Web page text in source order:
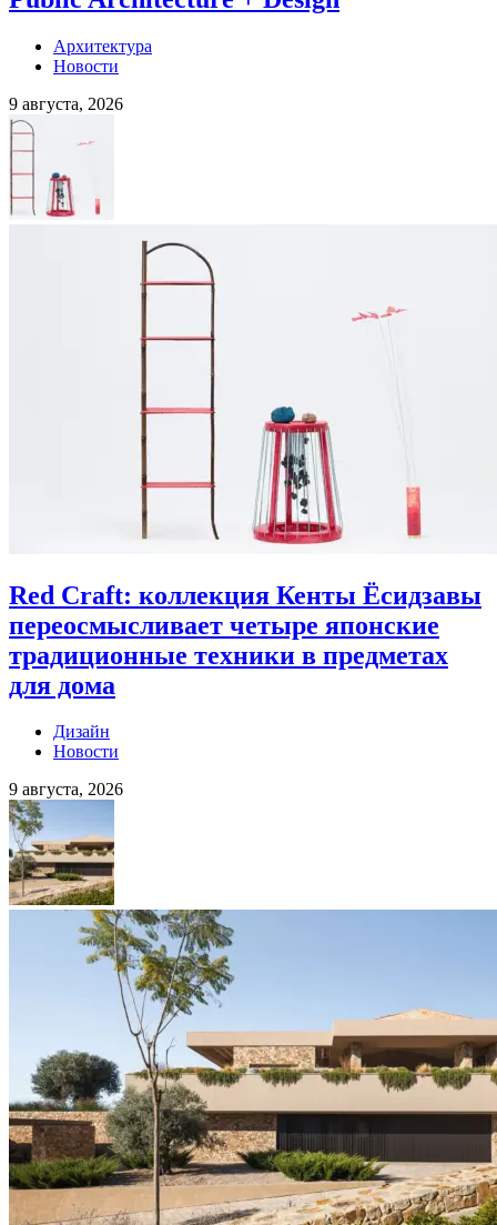
Архитектура
Новости
9 августа, 2026
Red Craft: коллекция Кенты Ёсидзавы
переосмысливает четыре японские
традиционные техники в предметах
для дома
Дизайн
Новости
9 августа, 2026